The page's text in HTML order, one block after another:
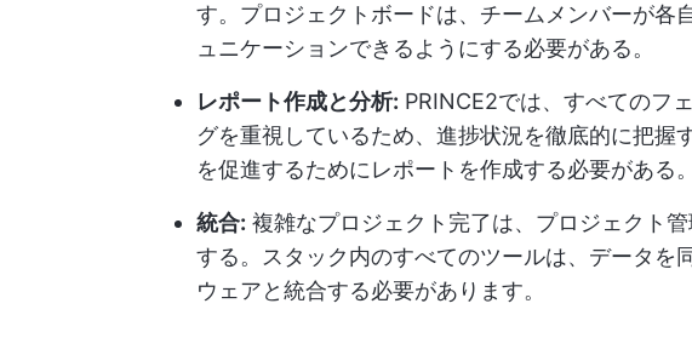
す。プロジェクトボードは、チームメンバーが各
ュニケーションできるようにする必要がある。
レポート作成と分析: PRINCE2では、すべてのフ
グを重視しているため、進捗状況を徹底的に把握
を促進するためにレポートを作成する必要がある。
統合: 複雑なプロジェクト完了は、プロジェクト
する。スタック内のすべてのツールは、データを
ウェアと統合する必要があります。